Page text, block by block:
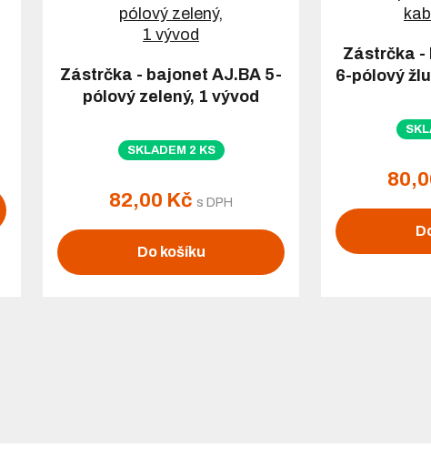
Zástrčka - bajonet AJ.BA 5-
pólový zelený, 1 vývod
SKLADEM 2 KS
82,00 Kč s DPH
Do košíku
Zástrčka -
6-pólový